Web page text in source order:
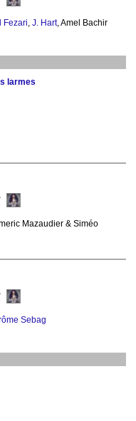
Fezari, J. Hart, Amel Bachir
larmes
Mazaudier & Siméo
Sebag